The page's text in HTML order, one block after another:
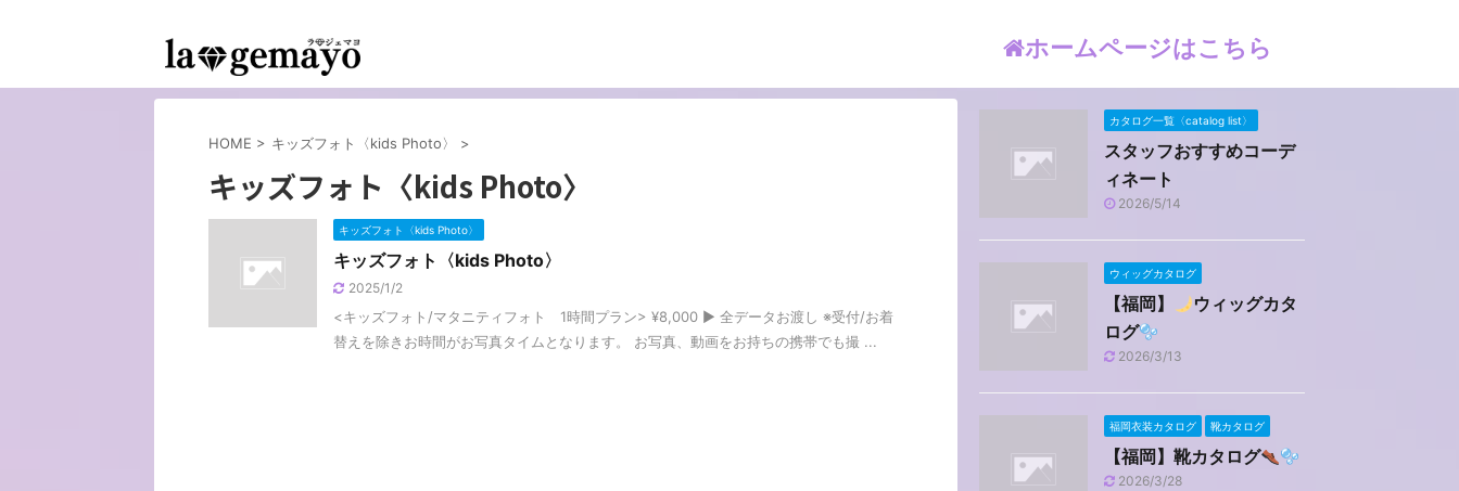
ホームページはこちら
HOME > キッズフォト〈kids Photo〉 >
キッズフォト〈kids Photo〉
キッズフォト〈kids Photo〉
キッズフォト〈kids Photo〉
2025/1/2
<キッズフォト/マタニティフォト 1時間プラン> ¥8,000 ▶︎ 全データお渡し ※受付/お着
替えを除きお時間がお写真タイムとなります。 お写真、動画をお持ちの携帯でも撮 ...
カタログ一覧〈catalog list〉
スタッフおすすめコーデ
ィネート
2026/5/14
ウィッグカタログ
【福岡】
ウィッグカタ
ログ
2026/3/13
福岡衣装カタログ 靴カタログ
【福岡】靴カタログ
2026/3/28